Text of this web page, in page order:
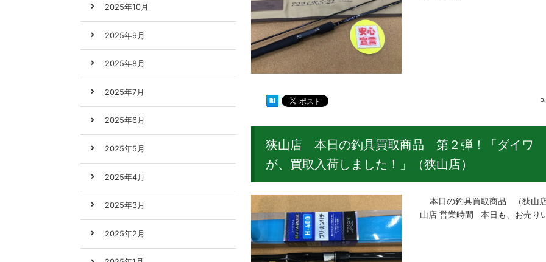
狭山店 本日の釣具買取商品 第２弾！「ダイワ
が、買取入荷しました！」（狭山店）
本日の釣具買取商品 （狭山
山店 営業時間 本日も、お売り
2025年10月
2025年9月
2025年8月
2025年7月
2025年6月
2025年5月
2025年4月
2025年3月
2025年2月